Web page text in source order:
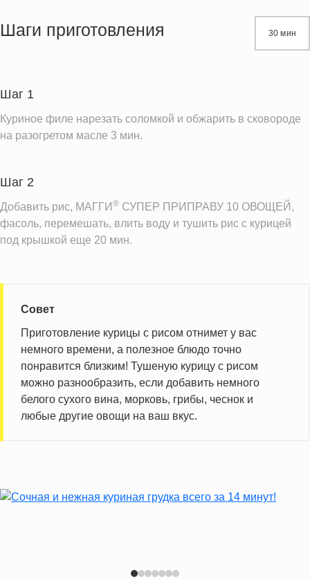
Жиры
15.4 г
Информация для одной порции
Шаги приготовления 30 мин
Шаг 1
Куриное филе нарезать соломкой и обжарить в сковороде
на разогретом масле 3 мин.
Шаг 2
Добавить рис, МАГГИ ® СУПЕР ПРИПРАВУ 10 ОВОЩЕЙ,
фасоль, перемешать, влить воду и тушить рис с курицей
под крышкой еще 20 мин.
Совет
Приготовление курицы с рисом отнимет у вас
немного времени, а полезное блюдо точно
понравится близким! Тушеную курицу с рисом
можно разнообразить, если добавить немного
белого сухого вина, морковь, грибы, чеснок и
любые другие овощи на ваш вкус.